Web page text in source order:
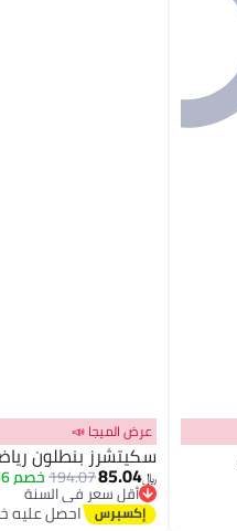
عرض الميجا 📣
سكيتشرز بنطلون
﷼‏85.04
194.07خصم 56%
أقل سعر في السنة
أقل سعر في السنة
احصل عليه